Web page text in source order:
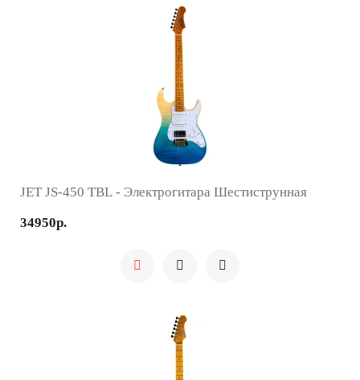
JET JS-450 TBL - Электрогитара Шестиструнная
34950р.